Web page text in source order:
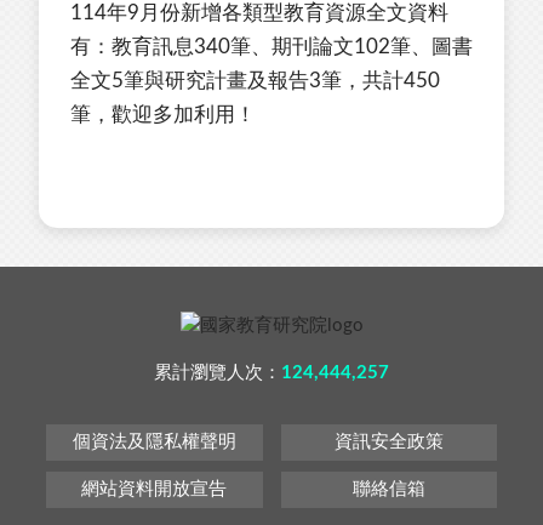
114年9月份新增各類型教育資源全文資料
有：教育訊息340筆、期刊論文102筆、圖書
全文5筆與研究計畫及報告3筆，共計450
筆，歡迎多加利用！
累計瀏覽人次： 124,444,257
個資法及隱私權聲明 資訊安全政策
網站資料開放宣告 聯絡信箱